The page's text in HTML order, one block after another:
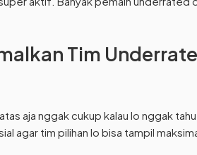
Tim
aja nggak cukup kalau lo nggak
agar tim pilihan lo bisa tampil